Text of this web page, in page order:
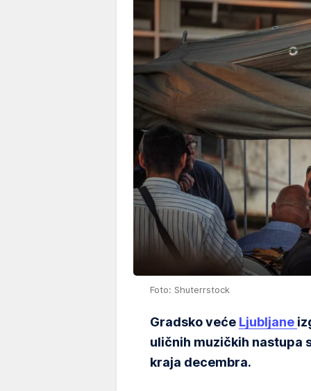
Foto: Shuterrstock
Gradsko veće Ljubljane
uličnih muzičkih nastupa
kraja decembra.